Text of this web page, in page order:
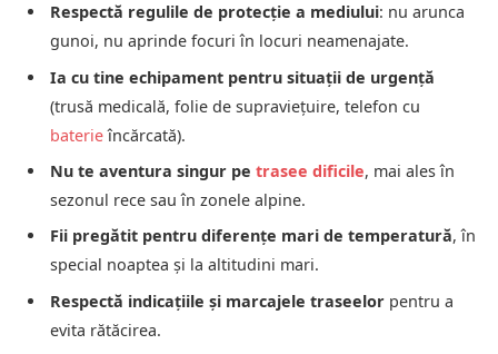
Respectă regulile de protecție a mediului: nu arunca
gunoi, nu aprinde focuri în locuri neamenajate.
Ia cu tine echipament pentru situații de urgență
(trusă medicală, folie de supraviețuire, telefon cu
baterieîncărcată).
Nu te aventura singur pe trasee dificile, mai ales în
sezonul rece sau în zonele alpine.
Fii pregătit pentru diferențe mari de temperatură, în
special noaptea și la altitudini mari.
Respectă indicațiile și marcajele traseelor pentru a
evita rătăcirea.